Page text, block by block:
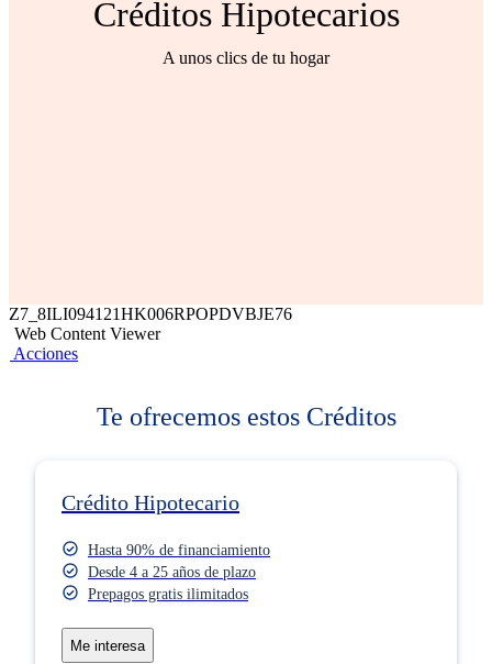
Créditos Hipotecarios
A unos clics de tu hogar
Z7_8ILI094121HK006RPOPDVBJE76
Web Content Viewer
Acciones
Te ofrecemos estos Créditos
Crédito Hipotecario
Hasta 90% de financiamiento
Desde 4 a 25 años de plazo
Prepagos gratis ilimitados
Me interesa